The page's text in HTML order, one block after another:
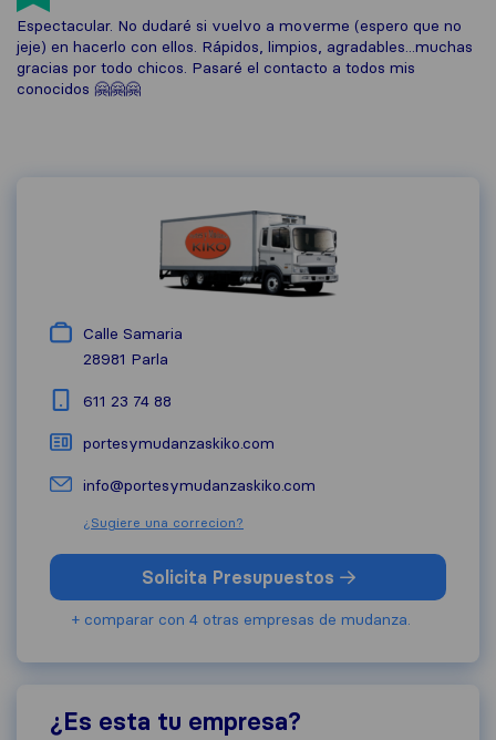
Espectacular. No dudaré si vuelvo a moverme (espero que no
jeje) en hacerlo con ellos. Rápidos, limpios, agradables...muchas
gracias por todo chicos. Pasaré el contacto a todos mis
conocidos 🤗🤗🤗
Calle Samaria
28981 Parla
611 23 74 88
portesymudanzaskiko.com
info@portesymudanzaskiko.com
¿Sugiere una correcion?
Solicita Presupuestos
+ comparar con 4 otras empresas de mudanza.
¿Es esta tu empresa?